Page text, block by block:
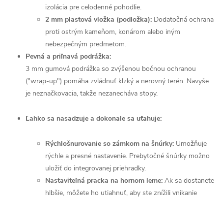
izolácia pre celodenné pohodlie.
2 mm plastová vložka (podložka): Dodatočná ochrana
proti ostrým kameňom, konárom alebo iným
nebezpečným predmetom.
Pevná a priľnavá podrážka:
3 mm gumová podrážka so zvýšenou bočnou ochranou
("wrap-up") pomáha zvládnuť klzký a nerovný terén. Navyše
je neznačkovacia, takže nezanecháva stopy.
Ľahko sa nasadzuje a dokonale sa uťahuje:
Rýchlošnurovanie so zámkom na šnúrky: Umožňuje
rýchle a presné nastavenie. Prebytočné šnúrky možno
uložiť do integrovanej priehradky.
Nastaviteľná pracka na hornom leme: Ak sa dostanete
hlbšie, môžete ho utiahnuť, aby ste znížili vnikanie